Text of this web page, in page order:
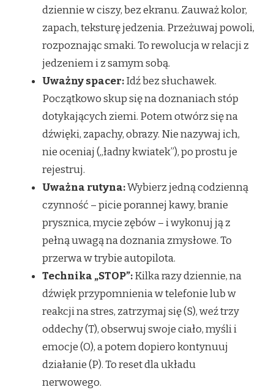
dziennie w ciszy, bez ekranu. Zauważ kolor,
zapach, teksturę jedzenia. Przeżuwaj powoli,
rozpoznając smaki. To rewolucja w relacji z
jedzeniem i z samym sobą.
Uważny spacer:Idź bez słuchawek.
Początkowo skup się na doznaniach stóp
dotykających ziemi. Potem otwórz się na
dźwięki, zapachy, obrazy. Nie nazywaj ich,
nie oceniaj („ładny kwiatek”), po prostu je
rejestruj.
Uważna rutyna:Wybierz jedną codzienną
czynność – picie porannej kawy, branie
prysznica, mycie zębów – i wykonuj ją z
pełną uwagą na doznania zmysłowe. To
przerwa w trybie autopilota.
Technika „STOP”:Kilka razy dziennie, na
dźwięk przypomnienia w telefonie lub w
reakcji na stres, zatrzymaj się (S), weź trzy
oddechy (T), obserwuj swoje ciało, myśli i
emocje (O), a potem dopiero kontynuuj
działanie (P). To reset dla układu
nerwowego.